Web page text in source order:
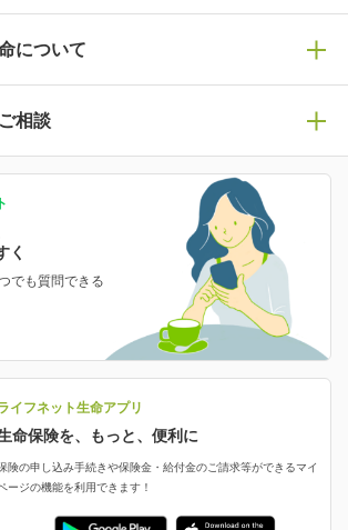
や選び方を解説！
に必要な保険がわかる！
バラヤ
と保険選びのためのWebメディア
判
生命の特長
生命が選ばれる理由がわかる！
ミ
に聞きました！
要書類
る
備える
に備える
備える
に備える
マイページログイン
認
確認・変更
方法の変更
し込みの再開
状況確認
追加契約の申し込み など
各種お手続き・サービス
ご請求
について
ついてトップ
スト
CMページ
相談
く
でも質問できる
イフネット生命アプリ
命保険を、もっと、便利に
険の申し込み手続きや保険金・給付金のご請求等ができるマイ
ージの機能を利用できます！